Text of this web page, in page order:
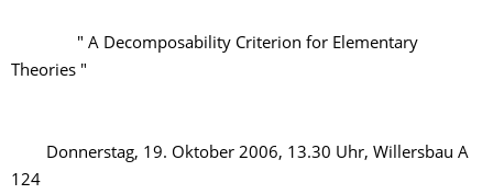
" A Decomposability Criterion for Elementary
Theories "
Donnerstag, 19. Oktober 2006, 13.30 Uhr, Willersbau A
124